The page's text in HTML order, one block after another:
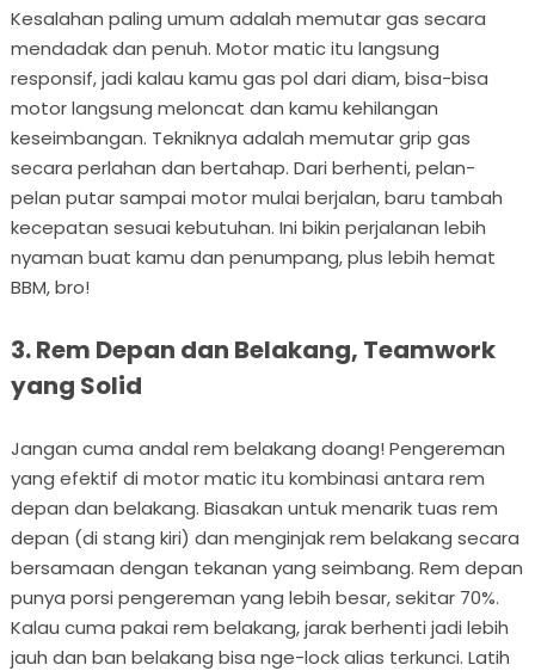
Kesalahan paling umum adalah memutar gas secara
mendadak dan penuh. Motor matic itu langsung
responsif, jadi kalau kamu gas pol dari diam, bisa-bisa
motor langsung meloncat dan kamu kehilangan
keseimbangan. Tekniknya adalah memutar grip gas
secara perlahan dan bertahap. Dari berhenti, pelan-
pelan putar sampai motor mulai berjalan, baru tambah
kecepatan sesuai kebutuhan. Ini bikin perjalanan lebih
nyaman buat kamu dan penumpang, plus lebih hemat
BBM, bro!
3. Rem Depan dan Belakang, Teamwork
yang Solid
Jangan cuma andal rem belakang doang! Pengereman
yang efektif di motor matic itu kombinasi antara rem
depan dan belakang. Biasakan untuk menarik tuas rem
depan (di stang kiri) dan menginjak rem belakang secara
bersamaan dengan tekanan yang seimbang. Rem depan
punya porsi pengereman yang lebih besar, sekitar 70%.
Kalau cuma pakai rem belakang, jarak berhenti jadi lebih
jauh dan ban belakang bisa nge-lock alias terkunci. Latih